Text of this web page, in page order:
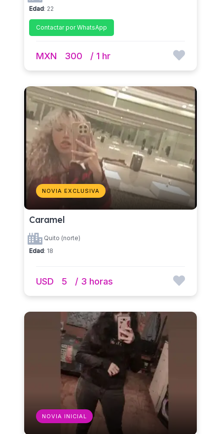
Edad: 22
Contactar por WhatsApp
MXN 300 / 1 hr
NOVIA EXCLUSIVA
Caramel
Quito (norte)
Edad: 18
USD 5 / 3 horas
NOVIA INICIAL